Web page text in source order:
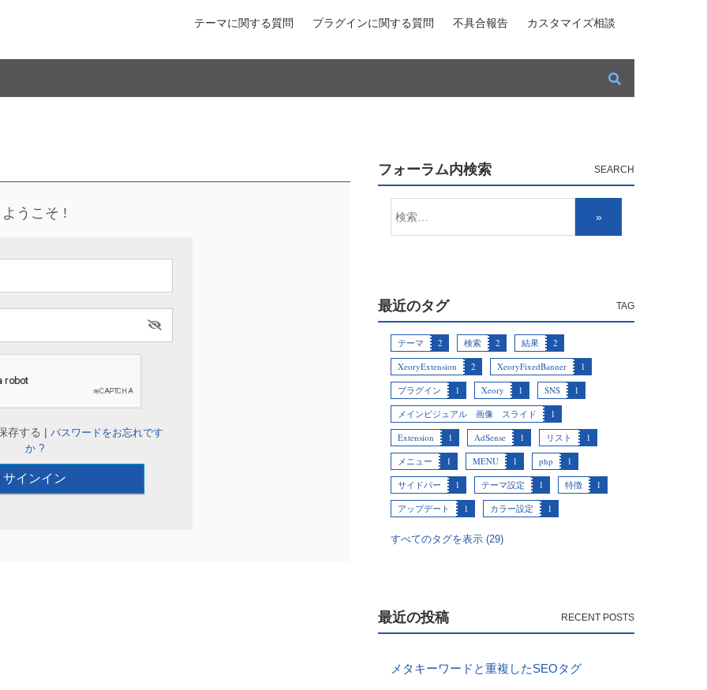
テーマに関する質問 プラグインに関する質問 不具合報告 カスタマイズ相談
ようこそ !
存する |パスワードをお忘れです
か ?
フォーラム内検索
最近のタグ
テーマ 2 検索 2 結果
2
XeoryExtension
2 XeoryFixedBanner
1
プラグイン
1 Xeory 1 SNS
1
メインビジュアル 画像 スライド
1
Extension
1 AdSense 1 リスト
1
メニュー
1 MENU 1 php
1
サイドバー
1 テーマ設定 1 特徴
1
アップデート
1 カラー設定 1
すべてのタグを表示 (29)
最近の投稿
メタキーワードと重複したSEOタグ